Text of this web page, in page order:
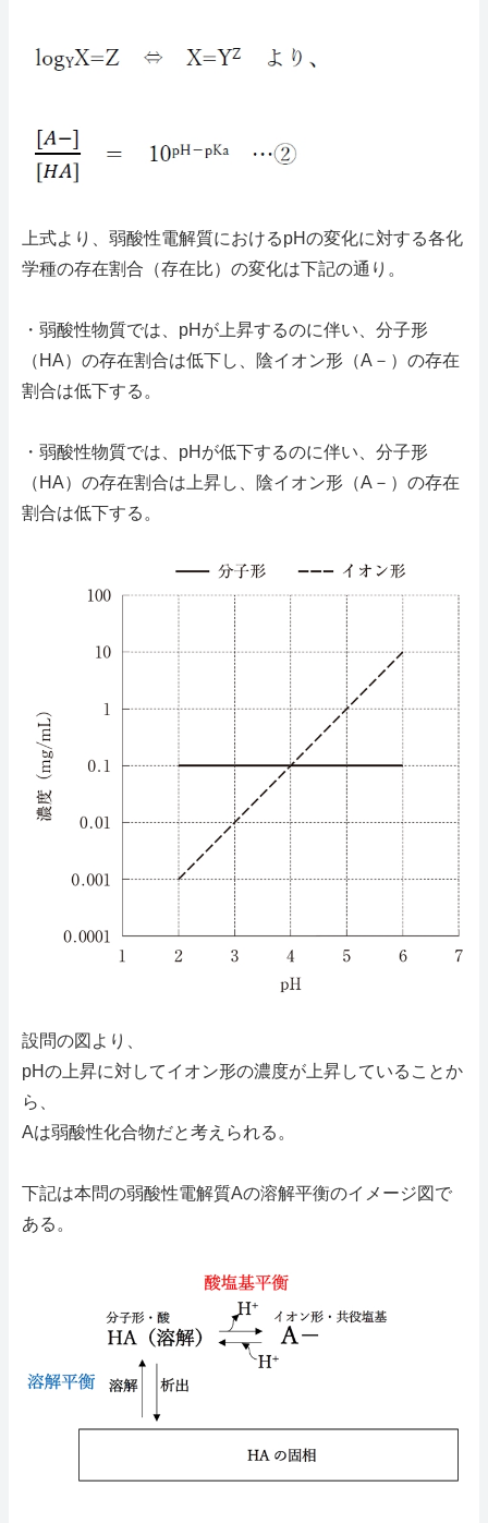
上式より、弱酸性電解質におけるpHの変化に対する各化
学種の存在割合（存在比）の変化は下記の通り。
・弱酸性物質では、pHが上昇するのに伴い、分子形
（HA）の存在割合は低下し、陰イオン形（A－）の存在
割合は低下する。
・弱酸性物質では、pHが低下するのに伴い、分子形
（HA）の存在割合は上昇し、陰イオン形（A－）の存在
割合は低下する。
設問の図より、
pHの上昇に対してイオン形の濃度が上昇していることか
ら、
Aは弱酸性化合物だと考えられる。
下記は本問の弱酸性電解質Aの溶解平衡のイメージ図で
ある。